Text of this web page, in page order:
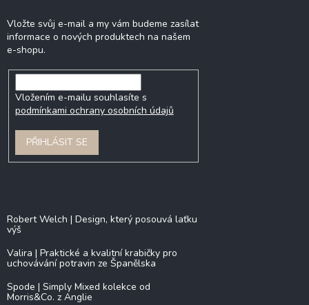
Vložte svůj e-mail a my vám budeme zasílat
informace o nových produktech na našem
e-shopu.
Vložením e-mailu souhlasíte s
podmínkami ochrany osobních údajů
PŘIHLÁSIT SE
Robert Welch | Design, který posouvá laťku
výš
Valira | Praktické a kvalitní krabičky pro
uchovávání potravin ze Španělska
Spode | Simply Mixed kolekce od
Morris&Co. z Anglie